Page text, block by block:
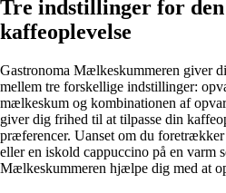
Tre indstillinger for
kaffeoplevelse
Gastronoma Mælkeskummeren giver
mellem tre forskellige indstillinger:
mælkeskum og kombinationen af
giver dig frihed til at tilpasse din
præferencer. Uanset om du
eller en iskold cappuccino på en varm
Mælkeskummeren hjælpe dig med at